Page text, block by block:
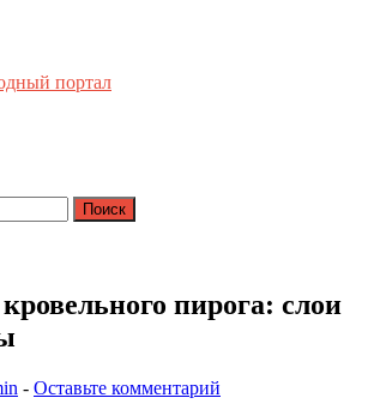
портал
пирога: слои
- Оставьте комментарий